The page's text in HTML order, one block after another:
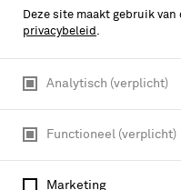
Deze site maakt gebruik van
privacybeleid .
Analytisch (verplicht)
Functioneel (verplicht)
Marketing
Onderdeel van